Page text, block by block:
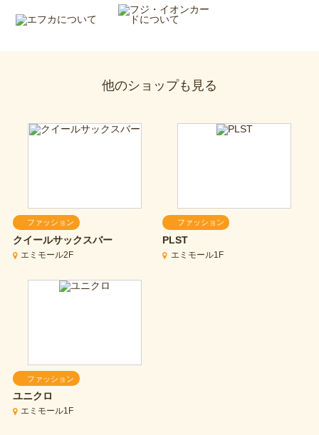
他のショップも見る
ファッション
クイールサックスバー
エミモール2F
ファッション
PLST
エミモール1F
ファッション
ユニクロ
エミモール1F